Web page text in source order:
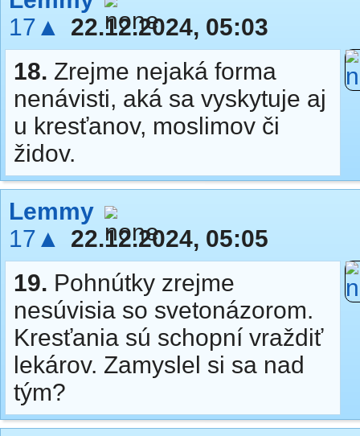
17▲
22.12.2024, 05:03
18. Zrejme nejaká forma
nenávisti, aká sa vyskytuje aj
u kresťanov, moslimov či
židov.
Lemmy
17▲
22.12.2024, 05:05
19. Pohnútky zrejme
nesúvisia so svetonázorom.
Kresťania sú schopní vraždiť
lekárov. Zamyslel si sa nad
tým?